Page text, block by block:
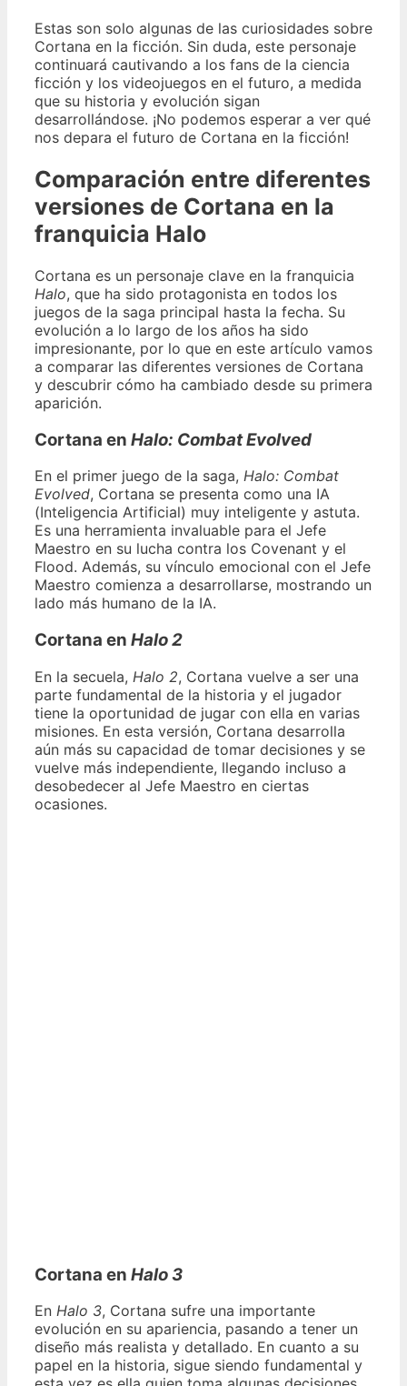
Estas son solo algunas de las curiosidades sobre
Cortana en la ficción. Sin duda, este personaje
continuará cautivando a los fans de la ciencia
ficción y los videojuegos en el futuro, a medida
que su historia y evolución sigan
desarrollándose. ¡No podemos esperar a ver qué
nos depara el futuro de Cortana en la ficción!
Comparación entre diferentes
versiones de Cortana en la
franquicia Halo
Cortana es un personaje clave en la franquicia
Halo, que ha sido protagonista en todos los
juegos de la saga principal hasta la fecha. Su
evolución a lo largo de los años ha sido
impresionante, por lo que en este artículo vamos
a comparar las diferentes versiones de Cortana
y descubrir cómo ha cambiado desde su primera
aparición.
Cortana en Halo: Combat Evolved
En el primer juego de la saga, Halo: Combat
Evolved, Cortana se presenta como una IA
(Inteligencia Artificial) muy inteligente y astuta.
Es una herramienta invaluable para el Jefe
Maestro en su lucha contra los Covenant y el
Flood. Además, su vínculo emocional con el Jefe
Maestro comienza a desarrollarse, mostrando un
lado más humano de la IA.
Cortana en Halo 2
En la secuela, Halo 2, Cortana vuelve a ser una
parte fundamental de la historia y el jugador
tiene la oportunidad de jugar con ella en varias
misiones. En esta versión, Cortana desarrolla
aún más su capacidad de tomar decisiones y se
vuelve más independiente, llegando incluso a
desobedecer al Jefe Maestro en ciertas
ocasiones.
Cortana en Halo 3
En Halo 3, Cortana sufre una importante
evolución en su apariencia, pasando a tener un
diseño más realista y detallado. En cuanto a su
papel en la historia, sigue siendo fundamental y